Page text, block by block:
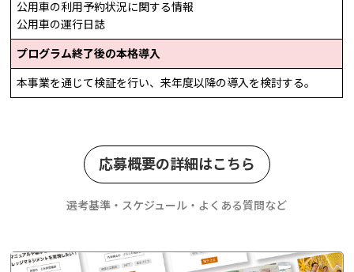
公用車の利用予約状況に関する情報
公用車の運行日誌
プログラム終了後の本格導入
本事業を通じて検証を行い、来年度以降の導入を検討する。
応募概要の詳細はこちら
選考基準・スケジュール・よくある質問など